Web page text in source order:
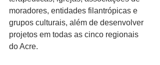
moradores, entidades filantrópicas e
grupos culturais, além de desenvolver
projetos em todas as cinco regionais
do Acre.